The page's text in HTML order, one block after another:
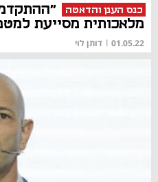
כנס הענן והדאטה
מלאכותית מסייעת
01.05.22
| דותן לוי